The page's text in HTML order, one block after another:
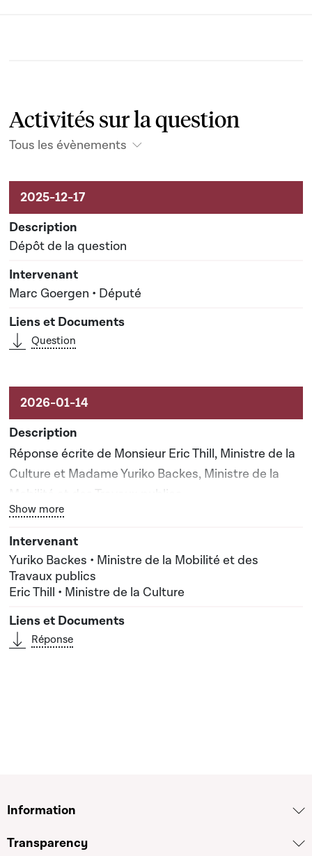
Activités sur la question
Tous les évènements
Activités sur le dossier
Dépôt de la question
Marc Goergen • Député
Question
Réponse écrite de Monsieur Eric Thill, Ministre de la
Culture et Madame Yuriko Backes, Ministre de la
Mobilité et des Travaux publics
Bouton graphique servant à afficher ou cacher tous les
Show more
Yuriko Backes • Ministre de la Mobilité et des
Travaux publics
Eric Thill • Ministre de la Culture
Réponse
Information
Transparency